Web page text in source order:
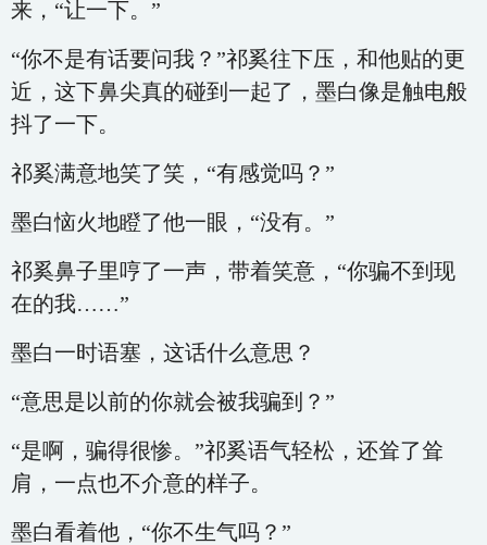
来，“让一下。”
“你不是有话要问我？”祁奚往下压，和他贴的更
近，这下鼻尖真的碰到一起了，墨白像是触电般
抖了一下。
祁奚满意地笑了笑，“有感觉吗？”
墨白恼火地瞪了他一眼，“没有。”
祁奚鼻子里哼了一声，带着笑意，“你骗不到现
在的我……”
墨白一时语塞，这话什么意思？
“意思是以前的你就会被我骗到？”
“是啊，骗得很惨。”祁奚语气轻松，还耸了耸
肩，一点也不介意的样子。
墨白看着他，“你不生气吗？”